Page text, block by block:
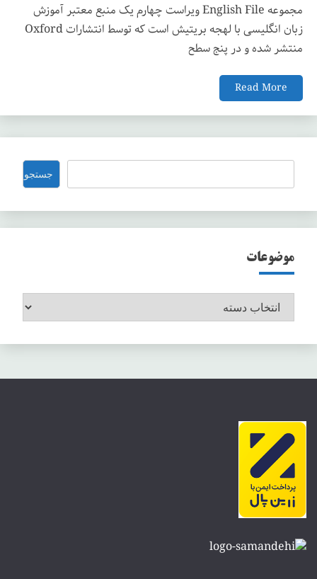
مجموعه English File ویراست چهارم یک منبع معتبر آموزش
زبان انگلیسی با لهجه بریتیش است که توسط انتشارات Oxford
منتشر شده و در پنج سطح
Read More
جستجو جستجو
موضوعات
موضوعات